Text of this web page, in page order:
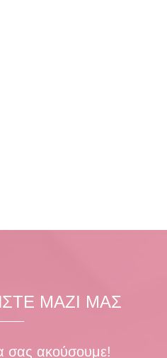
ΜΑΖΙ ΜΑΣ
σας ακούσουμε!